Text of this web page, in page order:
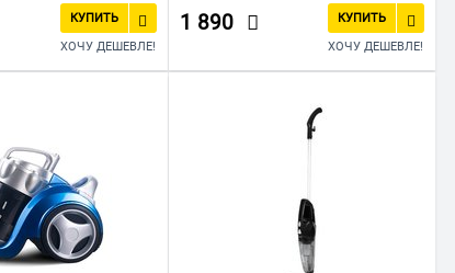
КУПИТЬ
ХОЧУ ДЕШЕВЛЕ!
1 890
КУПИТЬ
ХОЧУ ДЕШЕВЛЕ!